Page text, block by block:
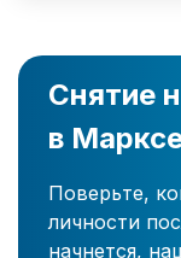
Снятие
в
Поверьте,
личности
начнется,